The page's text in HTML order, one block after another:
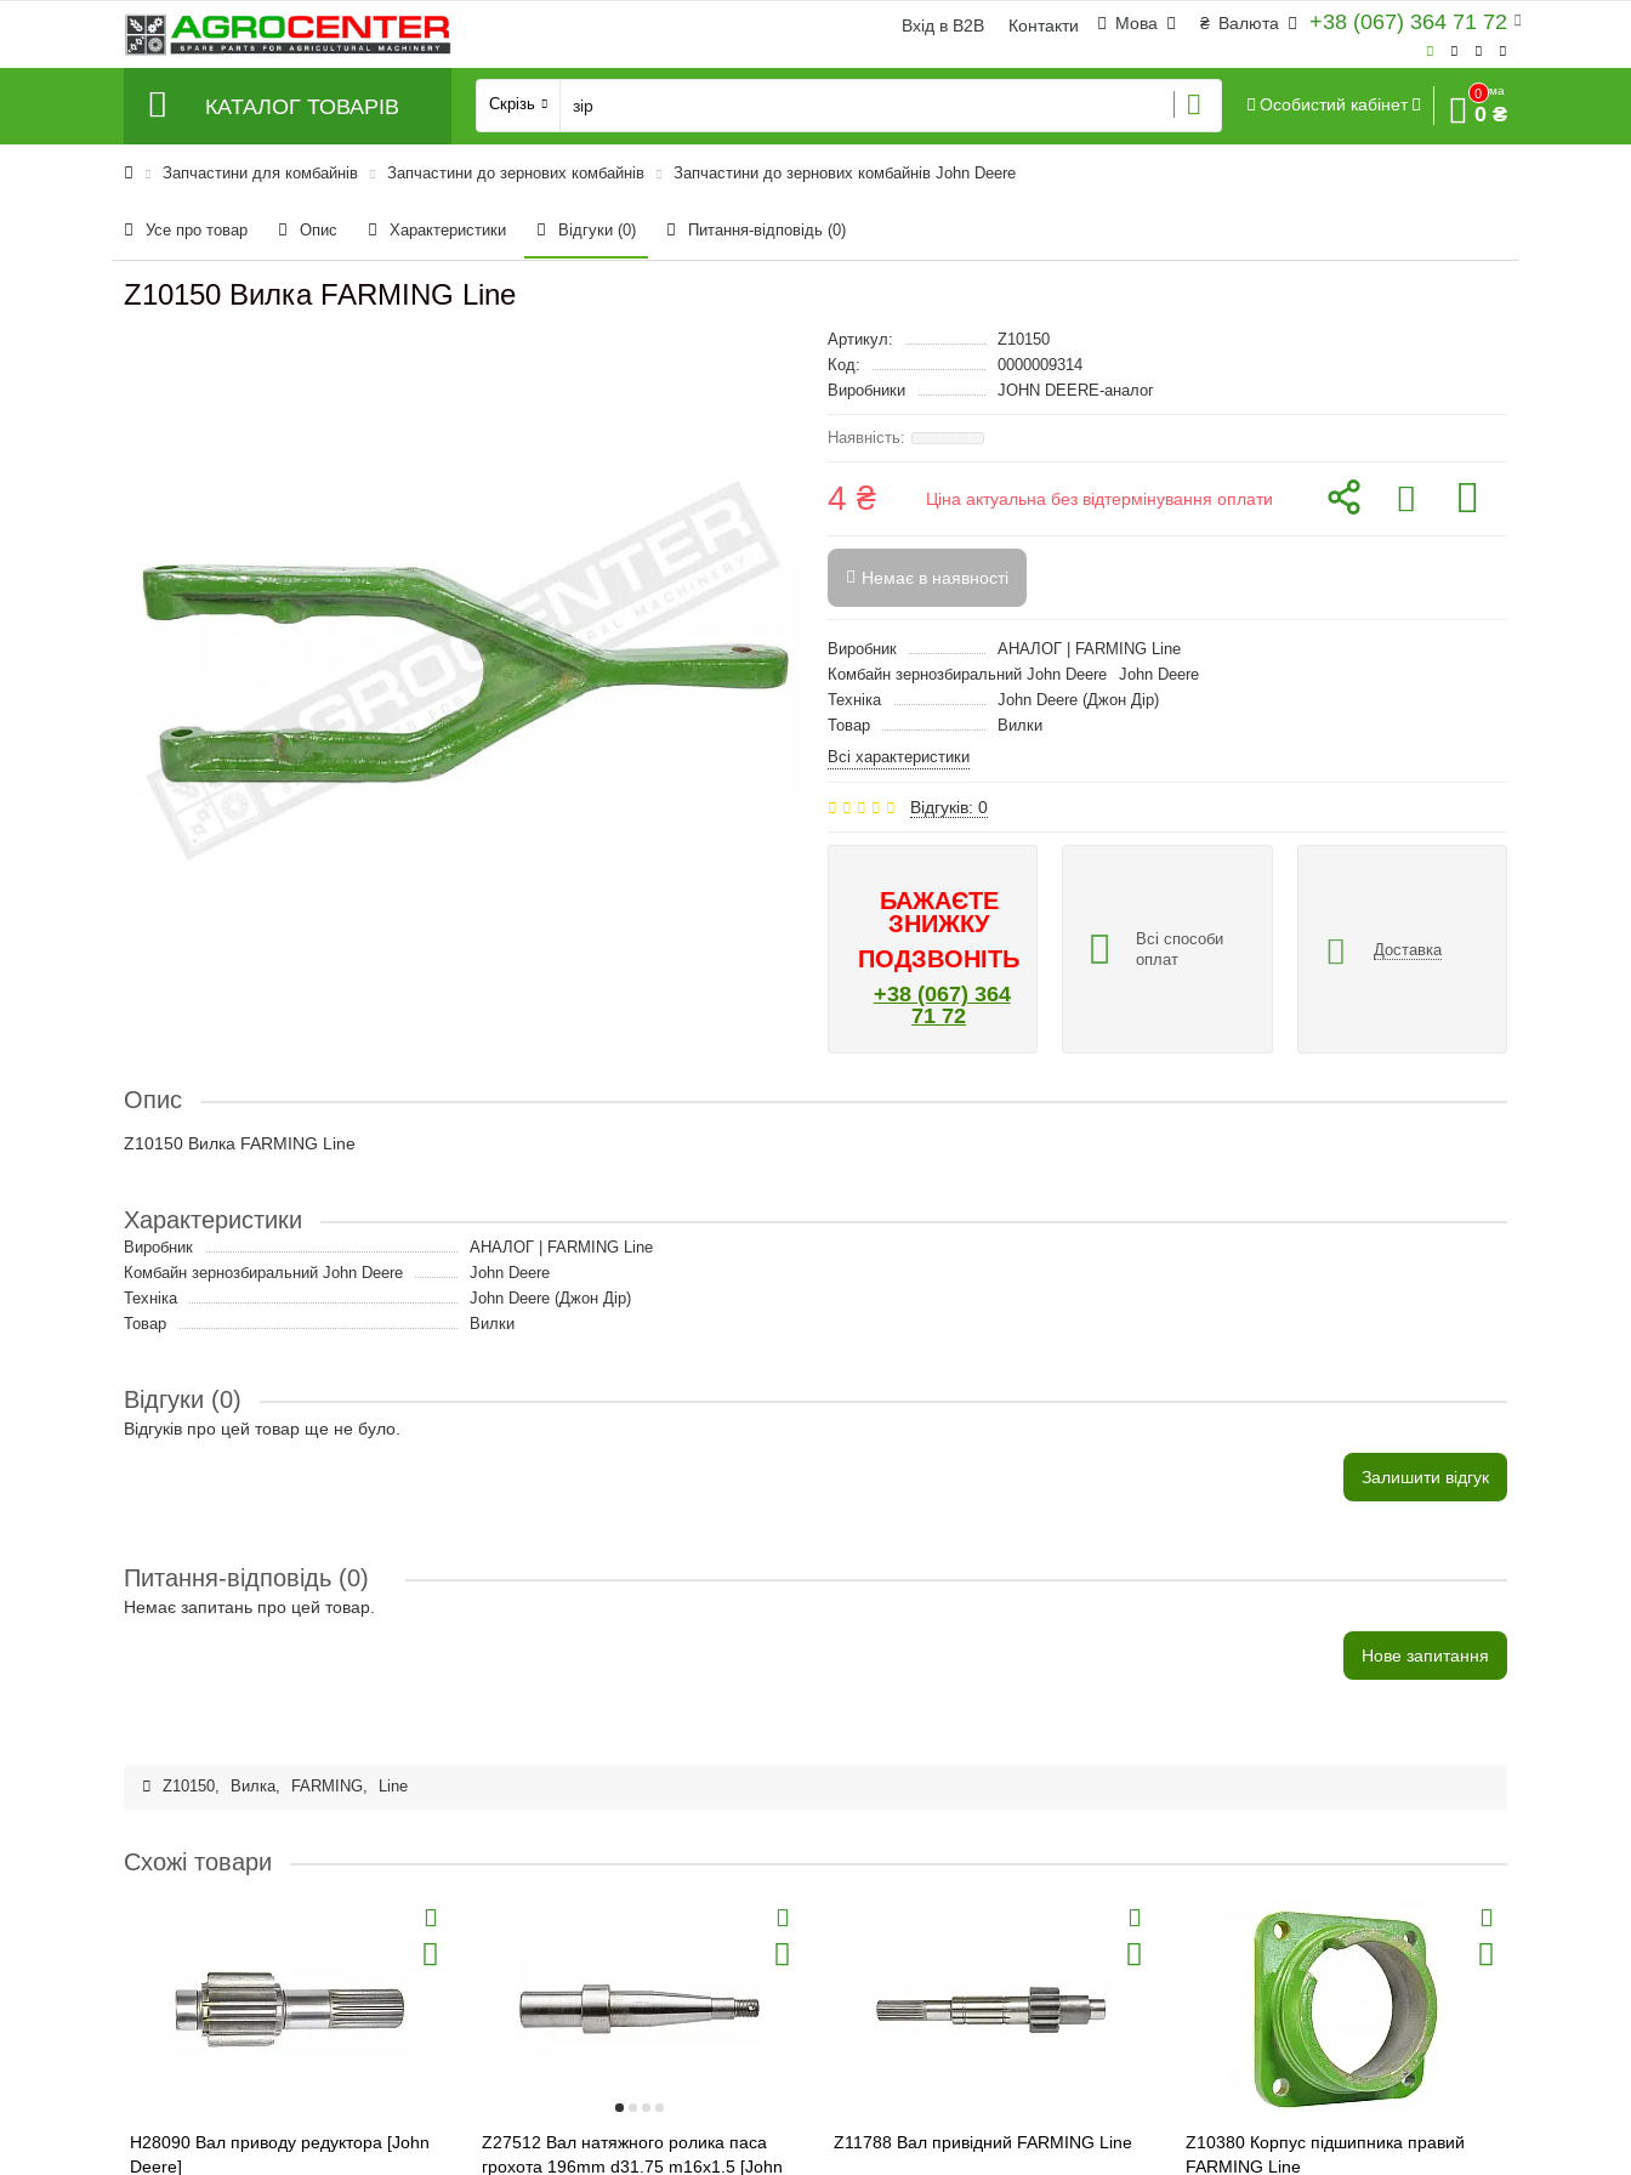
+38 (067) 364 71 72
₴ Валюта
Мова
Вхід в B2B Контакти
КАТАЛОГ ТОВАРІВ Скрізь Особистий кабінет
0
Сума
0 ₴
Запчастини для комбайнів Запчастини до зернових комбайнів Запчастини до зернових комбайнів John Deere
Усе про товар Опис Характеристики Відгуки (0) Питання-відповідь (0)
Z10150 Вилка FARMING Line
Артикул:
Z10150
Код:
0000009314
Виробники
JOHN DEERE-аналог
4 ₴ Ціна актуальна без відтермінування оплати
Немає в наявності
Виробник
АНАЛОГ | FARMING Line
Комбайн зернозбиральний John Deere
John Deere
Техніка
John Deere (Джон Дір)
Товар
Вилки
Всі характеристики
Відгуків: 0
БАЖАЄТЕ
ЗНИЖКУ
ПОДЗВОНІТЬ
+38 (067) 364
71 72
Всі способи
оплат
Доставка
Опис
Z10150 Вилка FARMING Line
Характеристики
Виробник
АНАЛОГ | FARMING Line
Комбайн зернозбиральний John Deere
John Deere
Техніка
John Deere (Джон Дір)
Товар
Вилки
Відгуки (0)
Відгуків про цей товар ще не було.
Залишити відгук
Питання-відповідь (0)
Немає запитань про цей товар.
Нове запитання
Z10150, Вилка, FARMING, Line
Схожі товари
H28090 Вал приводу редуктора [John
Deere]
Z27512 Вал натяжного ролика паса
грохота 196mm d31.75 m16x1.5 [John
Z11788 Вал привідний FARMING Line
Z10380 Корпус підшипника правий
FARMING Line